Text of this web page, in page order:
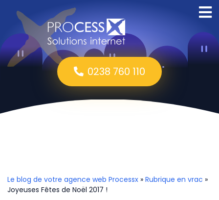
0238 760 110
Le blog de votre agence web Processx » Rubrique en vrac »
Joyeuses Fêtes de Noël 2017 !